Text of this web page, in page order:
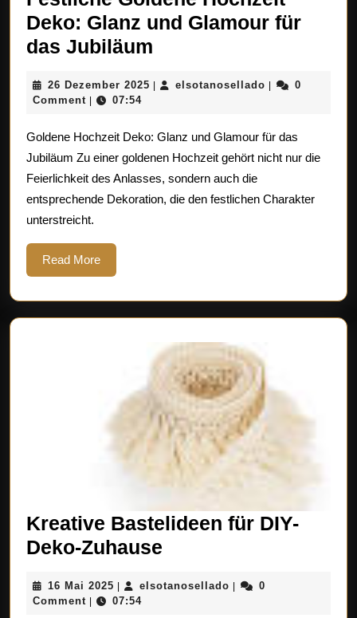
Deko: Glanz und Glamour für
das Jubiläum
Hochzeit
Glanz
und
Glamour
26 Dezember 2025 26
elsotanosellado elsotanosellado
0
Comment
07:54
Goldene Hochzeit Deko: Glanz und Glamour für das
Jubiläum Zu einer goldenen Hochzeit gehört nicht nur die
Feierlichkeit des Anlasses, sondern auch die
entsprechende Dekoration, die den festlichen Charakter
unterstreicht.
Read MoreRead
More
Kreative Bastelideen für DIY-
Deko-Zuhause
für
16 Mai 2025 16
Mai
| elsotanosellado elsotanosellado
|
0
Comment | 07:54